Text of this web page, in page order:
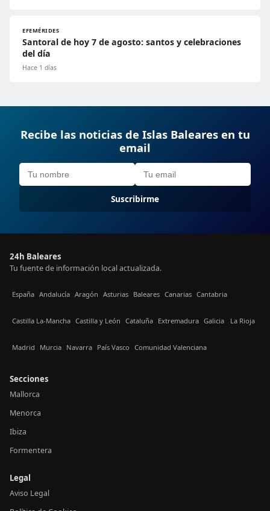
EFEMÉRIDES
Santoral de hoy 7 de agosto: santos y celebraciones
del día
Hace 1 días
Recibe las noticias de Islas Baleares en tu
email
Suscribirme
24h Baleares
Tu fuente de información local actualizada.
España Andalucía Aragón Asturias Baleares Canarias Cantabria
Castilla La-Mancha Castilla y León Cataluña Extremadura Galicia La Rioja
Madrid Murcia Navarra País Vasco Comunidad Valenciana
Secciones
Mallorca
Menorca
Ibiza
Formentera
Legal
Aviso Legal